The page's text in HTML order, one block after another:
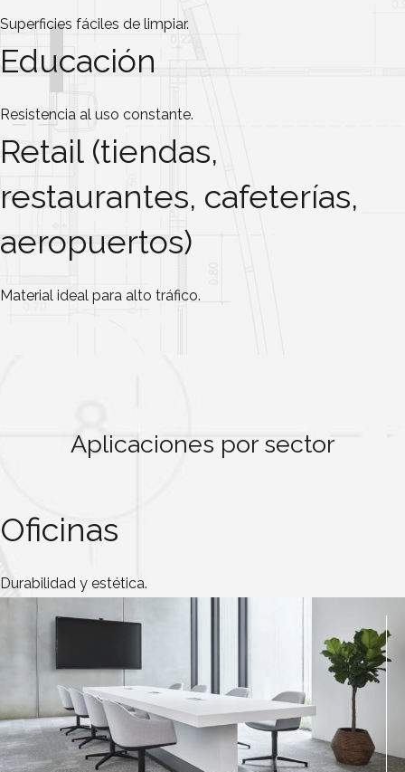
Superficies fáciles de limpiar.
Educación
Resistencia al uso constante.
Retail (tiendas,
restaurantes, cafeterías,
aeropuertos)
Material ideal para alto tráfico.
Aplicaciones por sector
Oficinas
Durabilidad y estética.